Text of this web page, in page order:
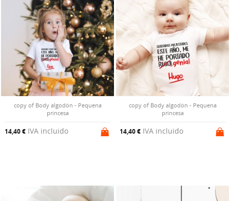
copy of Body algodón - Pequena
princesa
14,40 € IVA incluido
copy of Body algodón - Pequena
princesa
14,40 € IVA incluido